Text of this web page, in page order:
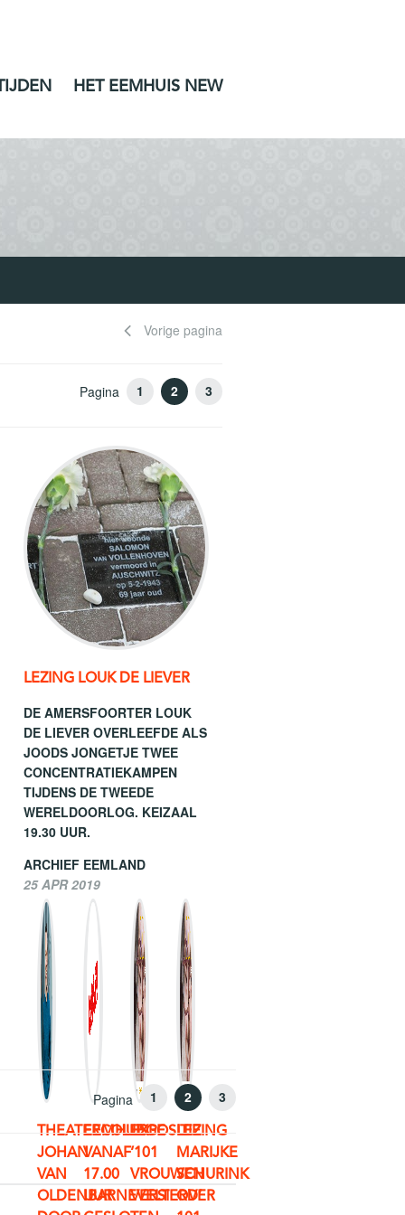
HET EEMHUIS NEW
Vorige pagina
Pagina 1 2 3
LEZING LOUK DE LIEVER
DE AMERSFOORTER LOUK
DE LIEVER OVERLEEFDE ALS
JOODS JONGETJE TWEE
CONCENTRATIEKAMPEN
TIJDENS DE TWEEDE
WERELDOORLOG. KEIZAAL
19.30 UUR.
ARCHIEF EEMLAND
25 APR 2019
THEATERCOLLEGE
JOHAN
VAN
OLDENBARNEVELT
EEMHUIS
VANAF
17.00
UUR
EXPOSITIE
‘101
VROUWEN
VERSIERD’
LEZING
MARIJKE
SCHURINK
OVER
Pagina 1 2 3